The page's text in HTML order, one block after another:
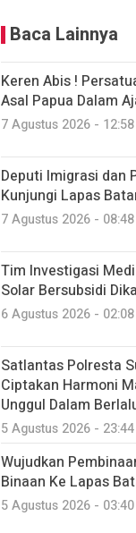
Baca Lainnya
Keren Abis !
Asal Papua Dalam
7 Agustus 2026 - 12:58
Deputi Imigrasi dan
Kunjungi Lapas
7 Agustus 2026 - 08:48
Tim Investigasi
Solar Bersubsidi
6 Agustus 2026 - 02:08
Satlantas Polresta
Ciptakan Harmoni
Unggul Dalam
5 Agustus 2026 - 23:44
Wujudkan
Binaan Ke Lapas
5 Agustus 2026 - 03:40